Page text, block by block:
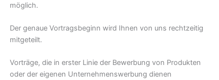
möglich.
Der genaue Vortragsbeginn wird Ihnen von uns rechtzeitig
mitgeteilt.
Vorträge, die in erster Linie der Bewerbung von Produkten
oder der eigenen Unternehmenswerbung dienen